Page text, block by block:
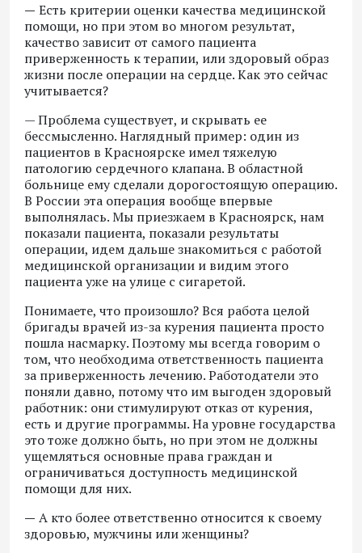
— Есть критерии оценки качества медицинской
помощи, но при этом во многом результат,
качество зависит от самого пациента
приверженность к терапии, или здоровый образ
жизни после операции на сердце. Как это сейчас
учитывается?
— Проблема существует, и скрывать ее
бессмысленно. Наглядный пример: один из
пациентов в Красноярске имел тяжелую
патологию сердечного клапана. В областной
больнице ему сделали дорогостоящую операцию.
В России эта операция вообще впервые
выполнялась. Мы приезжаем в Красноярск, нам
показали пациента, показали результаты
операции, идем дальше знакомиться с работой
медицинской организации и видим этого
пациента уже на улице с сигаретой.
Понимаете, что произошло? Вся работа целой
бригады врачей из-за курения пациента просто
пошла насмарку. Поэтому мы всегда говорим о
том, что необходима ответственность пациента
за приверженность лечению. Работодатели это
поняли давно, потому что им выгоден здоровый
работник: они стимулируют отказ от курения,
есть и другие программы. На уровне государства
это тоже должно быть, но при этом не должны
ущемляться основные права граждан и
ограничиваться доступность медицинской
помощи для них.
— А кто более ответственно относится к своему
здоровью, мужчины или женщины?